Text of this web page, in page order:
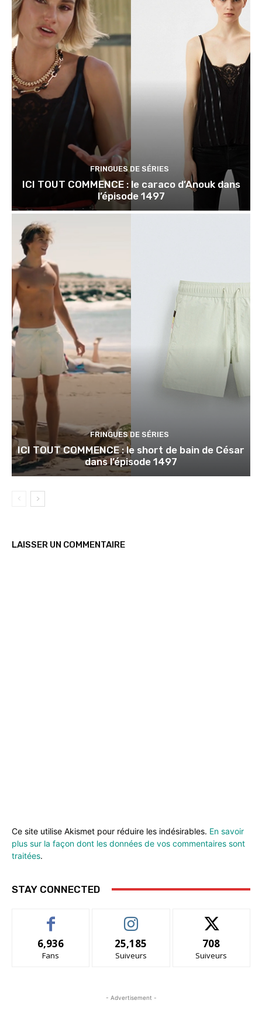
FRINGUES DE SÉRIES
ICI TOUT COMMENCE : le caraco d’Anouk dans
l’épisode 1497
FRINGUES DE SÉRIES
ICI TOUT COMMENCE : le short de bain de César
dans l’épisode 1497
LAISSER UN COMMENTAIRE
Ce site utilise Akismet pour réduire les indésirables. En savoir
plus sur la façon dont les données de vos commentaires sont
traitées.
STAY CONNECTED
6,936
Fans
25,185
Suiveurs
708
Suiveurs
- Advertisement -